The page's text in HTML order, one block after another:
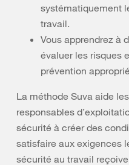
systématiquement
travail.
Vous apprendrez à
évaluer les risques
prévention
La méthode Suva aide
responsables
sécurité à créer des
satisfaire aux exigences
sécurité au travail